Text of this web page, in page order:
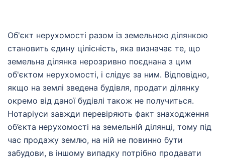
Об'єкт нерухомості разом із земельною ділянкою
становить єдину цілісність, яка визначає те, що
земельна ділянка нерозривно поєднана з цим
об'єктом нерухомості, і слідує за ним. Відповідно,
якщо на землі зведена будівля, продати ділянку
окремо від даної будівлі також не получиться.
Нотаріуси завжди перевіряють факт знаходження
об’єкта нерухомості на земельній ділянці, тому під
час продажу землю, на ній не повинно бути
забудови, в іншому випадку потрібно продавати